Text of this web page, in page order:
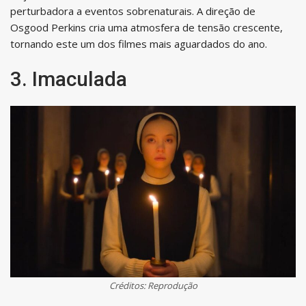
perturbadora a eventos sobrenaturais. A direção de
Osgood Perkins cria uma atmosfera de tensão crescente,
tornando este um dos filmes mais aguardados do ano.
3. Imaculada
Créditos: Reprodução